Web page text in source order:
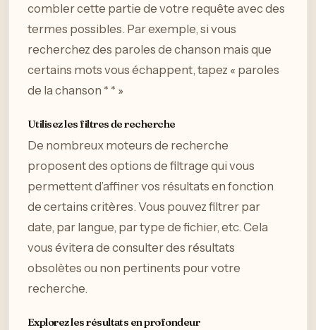
combler cette partie de votre requête avec des
termes possibles. Par exemple, si vous
recherchez des paroles de chanson mais que
certains mots vous échappent, tapez « paroles
de la chanson * * »
Utilisez les filtres de recherche
De nombreux moteurs de recherche
proposent des options de filtrage qui vous
permettent d’affiner vos résultats en fonction
de certains critères. Vous pouvez filtrer par
date, par langue, par type de fichier, etc. Cela
vous évitera de consulter des résultats
obsolètes ou non pertinents pour votre
recherche.
Explorez les résultats en profondeur